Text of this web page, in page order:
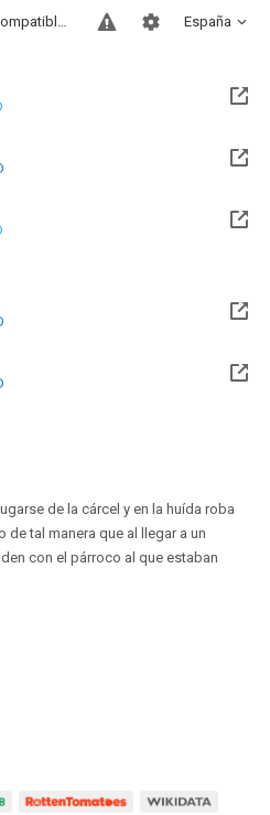
España
Sitios compatibles
09 May 2029 (Quedan 2 años)
09 May 2029 (Quedan 2 años)
09 May 2029 (Quedan 2 años)
de la cárcel y en la huída roba
de tal manera que al llegar a un
con el párroco al que estaban